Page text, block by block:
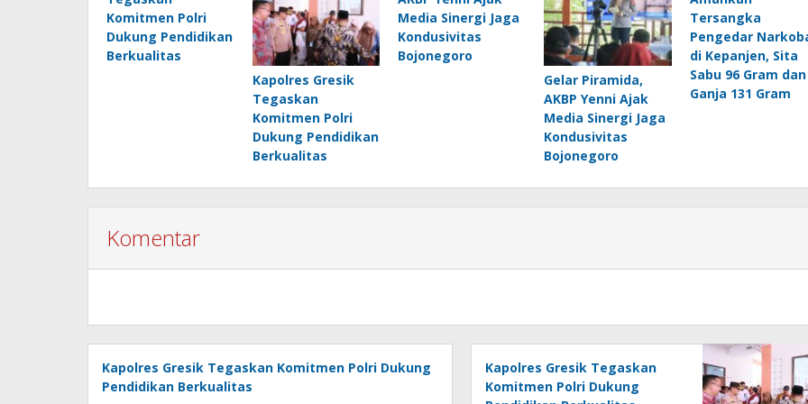
Komitmen Polri
Dukung Pendidikan
Berkualitas
Kapolres Gresik
Tegaskan
Komitmen Polri
Dukung Pendidikan
Berkualitas
Media Sinergi Jaga
Kondusivitas
Bojonegoro
Gelar Piramida,
AKBP Yenni Ajak
Media Sinergi Jaga
Kondusivitas
Bojonegoro
Tersangka
Pengedar
di Kepanjen, Sita
Sabu 96 Gram dan
Ganja 131 Gram
Komentar
Kapolres Gresik Tegaskan Komitmen Polri Dukung
Pendidikan Berkualitas
Kapolres Gresik Tegaskan
Komitmen Polri Dukung